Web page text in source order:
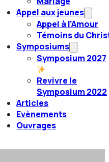
Appel aux jeunes
Appel à l’Amour
Témoins du
Symposiums
Symposium 2027
Revivre le
Symposium 2022
Articles
Evènements
Ouvrages